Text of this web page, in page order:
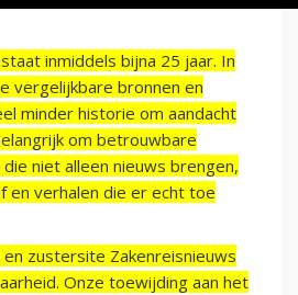
inmiddels bijna 25 jaar. In
vergelijkbare bronnen en
minder historie om aandacht
om betrouwbare
niet alleen nieuws brengen,
en verhalen die er echt toe
zustersite Zakenreisnieuws
Onze toewijding aan het